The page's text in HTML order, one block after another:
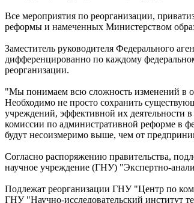
Все мероприятия по реорганизации,
реформы и намеченных Министерством
Заместитель руководителя Федерального
дифференцированно по каждому
реорганизации.
"Мы понимаем всю сложность изменений в
Необходимо не просто сохранить
учреждений, эффективной их деятельности
комиссии по административной реформе в
будут несоизмеримо выше, чем от
Согласно распоряжению правительства,
научное учреждение (ГНУ) "Экспертно-
Подлежат реорганизации ГНУ "Центр по
ГНУ "Научно-исследовательский институт